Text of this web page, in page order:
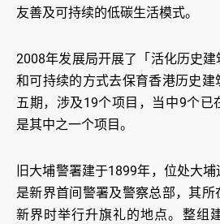
友善及可持续的低碳生活模式。
2008年发展局开展了「活化历史
和可持续的方式去保育香港历史
五期，涉及19个项目，当中9个已
是其中之一个项目。
旧大埔警署建于1899年，位处大埔
是新界首间警署及警察总部，其
新界时举行升旗礼的地点。整组